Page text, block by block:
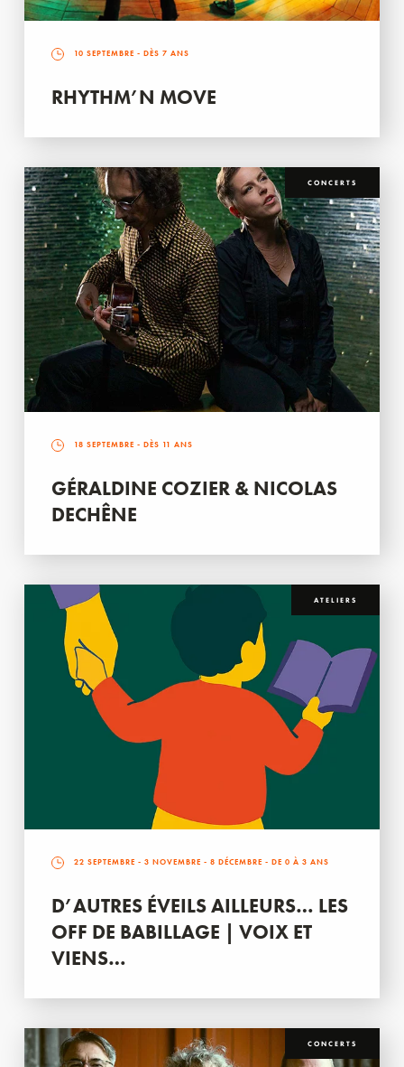
10 SEPTEMBRE - DÈS 7 ANS
RHYTHM’N MOVE
CONCERTS
18 SEPTEMBRE - DÈS 11 ANS
GÉRALDINE COZIER & NICOLAS
DECHÊNE
ATELIERS
22 SEPTEMBRE - 3 NOVEMBRE - 8 DÉCEMBRE - DE 0 À 3 ANS
D’AUTRES ÉVEILS AILLEURS… LES
OFF DE BABILLAGE | VOIX ET
VIENS…
CONCERTS